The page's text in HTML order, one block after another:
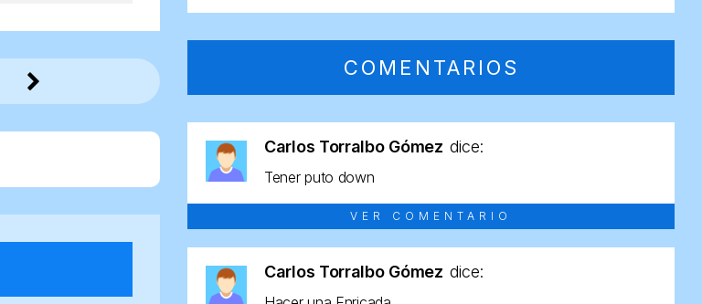
COMENTARIOS
Carlos Torralbo Gómez dice:
Tener puto down
VER COMENTARIO
Carlos Torralbo Gómez dice: